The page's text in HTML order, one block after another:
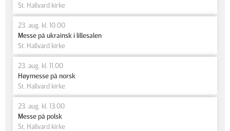
St. Hallvard kirke
23. aug. kl. 10.00
Messe på ukrainsk i lillesalen
St. Hallvard kirke
23. aug. kl. 11.00
Høymesse på norsk
St. Hallvard kirke
23. aug. kl. 13.00
Messe på polsk
St. Hallvard kirke